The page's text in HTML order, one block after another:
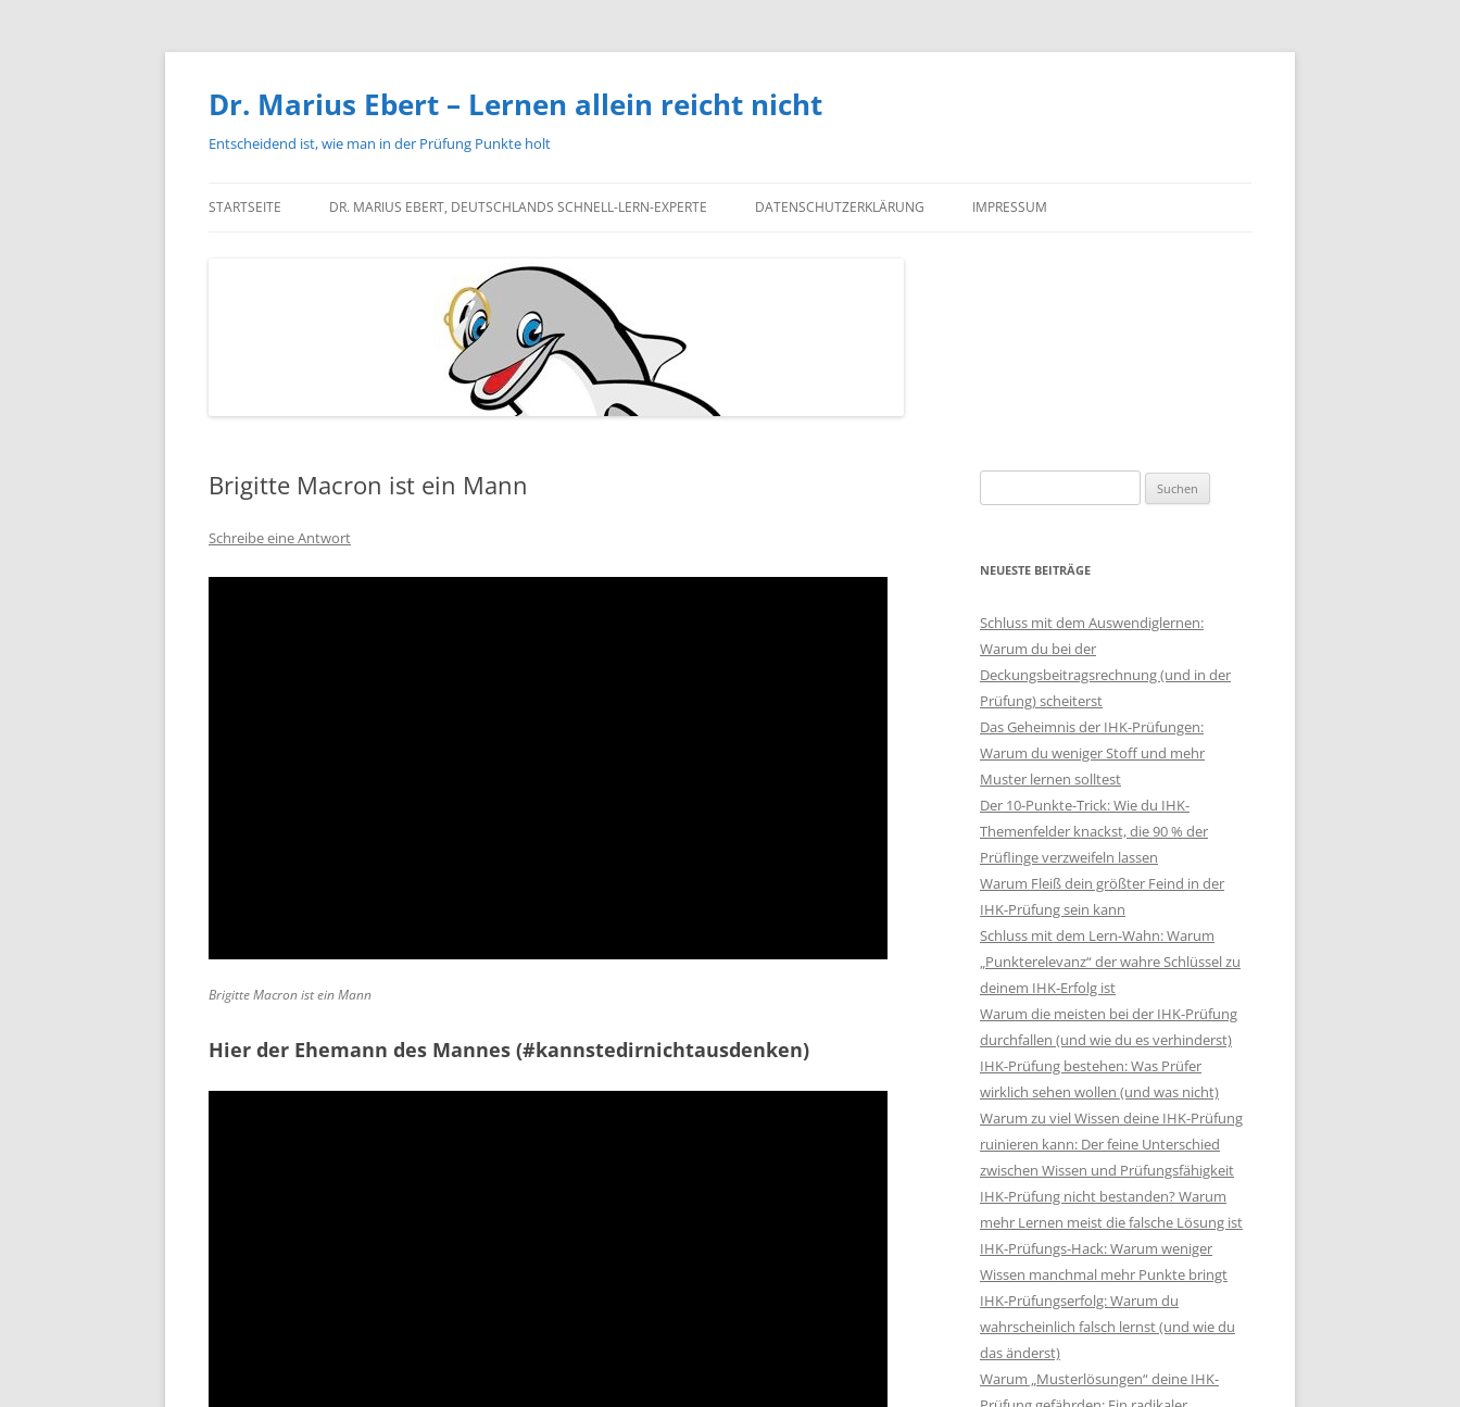
Zum
Dr. Marius Ebert – Lernen allein reicht nicht
Entscheidend ist, wie man in der Prüfung Punkte holt
STARTSEITE DR. MARIUS EBERT, DEUTSCHLANDS SCHNELL-LERN-EXPERTE DATENSCHUTZERKLÄRUNG IMPRESSUM
Brigitte Macron ist ein Mann
Schreibe eine Antwort
Brigitte Macron ist ein Mann
Hier der Ehemann des Mannes (#kannstedirnichtausdenken)
nach:
NEUESTE BEITRÄGE
Schluss mit dem Auswendiglernen:
Warum du bei der
Deckungsbeitragsrechnung (und in der
Prüfung) scheiterst
Das Geheimnis der IHK-Prüfungen:
Warum du weniger Stoff und mehr
Muster lernen solltest
Der 10-Punkte-Trick: Wie du IHK-
Themenfelder knackst, die 90 % der
Prüflinge verzweifeln lassen
Warum Fleiß dein größter Feind in der
IHK-Prüfung sein kann
Schluss mit dem Lern-Wahn: Warum
„Punkterelevanz“ der wahre Schlüssel zu
deinem IHK-Erfolg ist
Warum die meisten bei der IHK-Prüfung
durchfallen (und wie du es verhinderst)
IHK-Prüfung bestehen: Was Prüfer
wirklich sehen wollen (und was nicht)
Warum zu viel Wissen deine IHK-Prüfung
ruinieren kann: Der feine Unterschied
zwischen Wissen und Prüfungsfähigkeit
IHK-Prüfung nicht bestanden? Warum
mehr Lernen meist die falsche Lösung ist
IHK-Prüfungs-Hack: Warum weniger
Wissen manchmal mehr Punkte bringt
IHK-Prüfungserfolg: Warum du
wahrscheinlich falsch lernst (und wie du
das änderst)
Warum „Musterlösungen“ deine IHK-